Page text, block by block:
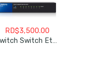
RD$3,500.00